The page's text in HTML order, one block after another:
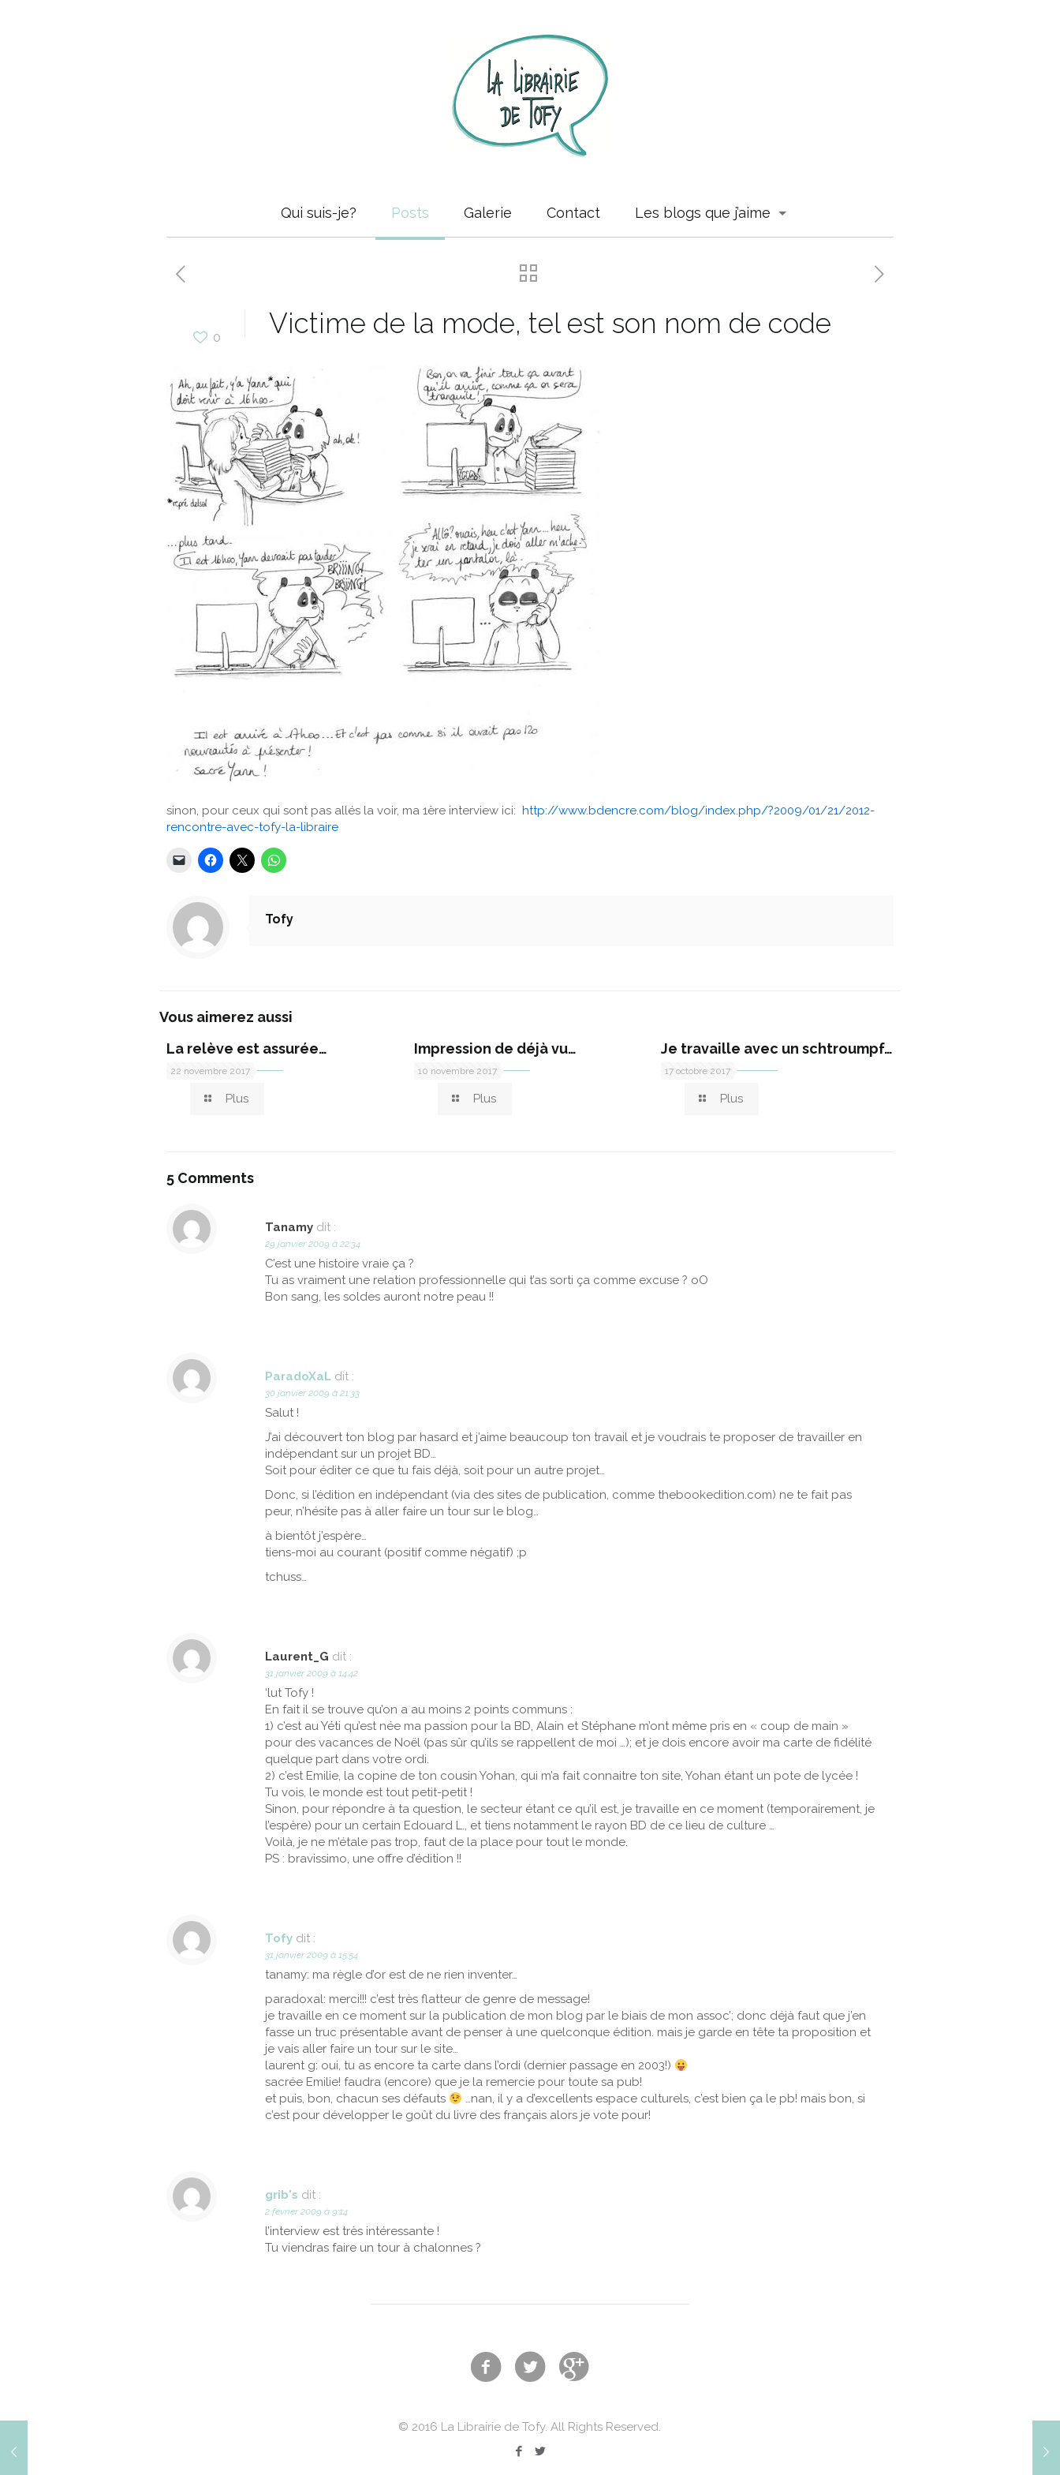
Qui suis-je? Posts Galerie Contact Les blogs que j’aime
0 Victime de la mode, tel est son nom de code
sinon, pour ceux qui sont pas allés la voir, ma 1ère interview ici:http://www.bdencre.com/blog/index.php/?2009/01/21/2012-
rencontre-avec-tofy-la-libraire
Tofy
Vous aimerez aussi
22 novembre 2017
La relève est assurée…
Plus
10 novembre 2017
Impression de déjà vu…
Plus
17 octobre 2017
Je travaille avec un schtroumpf…
Plus
5 Comments
Tanamy dit :
29 janvier 2009 à 22:34
C’est une histoire vraie ça ?
Tu as vraiment une relation professionnelle qui t’as sorti ça comme excuse ? oO
Bon sang, les soldes auront notre peau !!
ParadoXaL dit :
30 janvier 2009 à 21:33
Salut !
J’ai découvert ton blog par hasard et j’aime beaucoup ton travail et je voudrais te proposer de travailler en
indépendant sur un projet BD…
Soit pour éditer ce que tu fais déjà, soit pour un autre projet…
Donc, si l’édition en indépendant (via des sites de publication, comme thebookedition.com) ne te fait pas
peur, n’hésite pas à aller faire un tour sur le blog…
à bientôt j’espère…
tiens-moi au courant (positif comme négatif) ;p
tchuss…
Laurent_G dit :
31 janvier 2009 à 14:42
‘lut Tofy !
En fait il se trouve qu’on a au moins 2 points communs :
1) c’est au Yéti qu’est née ma passion pour la BD, Alain et Stéphane m’ont même pris en « coup de main »
pour des vacances de Noël (pas sûr qu’ils se rappellent de moi …); et je dois encore avoir ma carte de fidélité
quelque part dans votre ordi.
2) c’est Emilie, la copine de ton cousin Yohan, qui m’a fait connaitre ton site, Yohan étant un pote de lycée !
Tu vois, le monde est tout petit-petit !
Sinon, pour répondre à ta question, le secteur étant ce qu’il est, je travaille en ce moment (temporairement, je
l’espère) pour un certain Edouard L., et tiens notamment le rayon BD de ce lieu de culture …
Voilà, je ne m’étale pas trop, faut de la place pour tout le monde.
PS : bravissimo, une offre d’édition !!
Tofy dit :
31 janvier 2009 à 15:54
tanamy: ma règle d’or est de ne rien inventer…
paradoxal: merci!!! c’est très flatteur de genre de message!
je travaille en ce moment sur la publication de mon blog par le biais de mon assoc’; donc déjà faut que j’en
fasse un truc présentable avant de penser à une quelconque édition. mais je garde en tête ta proposition et
je vais aller faire un tour sur le site…
laurent g: oui, tu as encore ta carte dans l’ordi (dernier passage en 2003!)
sacrée Emilie! faudra (encore) que je la remercie pour toute sa pub!
et puis, bon, chacun ses défauts
…nan, il y a d’excellents espace culturels, c’est bien ça le pb! mais bon, si
c’est pour développer le goût du livre des français alors je vote pour!
grib's dit :
2 février 2009 à 9:14
l’interview est très intéressante !
Tu viendras faire un tour à chalonnes ?
© 2016 La Librairie de Tofy. All Rights Reserved.